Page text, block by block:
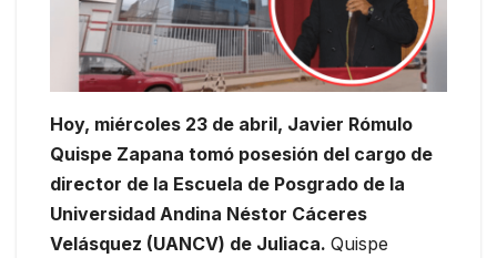
Hoy, miércoles 23 de abril, Javier Rómulo
Quispe Zapana tomó posesión del cargo de
director de la Escuela de Posgrado de la
Universidad Andina Néstor Cáceres
Velásquez (UANCV) de Juliaca. Quispe